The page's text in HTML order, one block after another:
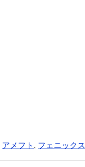
アメフト , フェニックス